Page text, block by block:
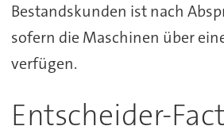
Bestandskunden ist nach
sofern die Maschinen über
verfügen.
Entscheider-